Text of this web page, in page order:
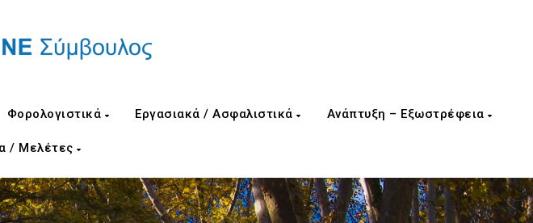
Φορολογιστικά Εργασιακά / Ασφαλιστικά Ανάπτυξη – Εξωστρέφεια
/ Μελέτες